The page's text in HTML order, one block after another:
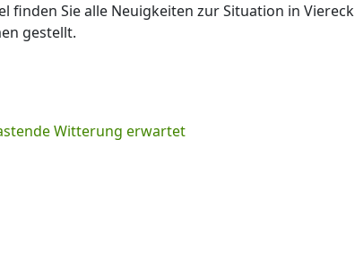
finden Sie alle Neuigkeiten zur Situation in Viereck
gestellt.